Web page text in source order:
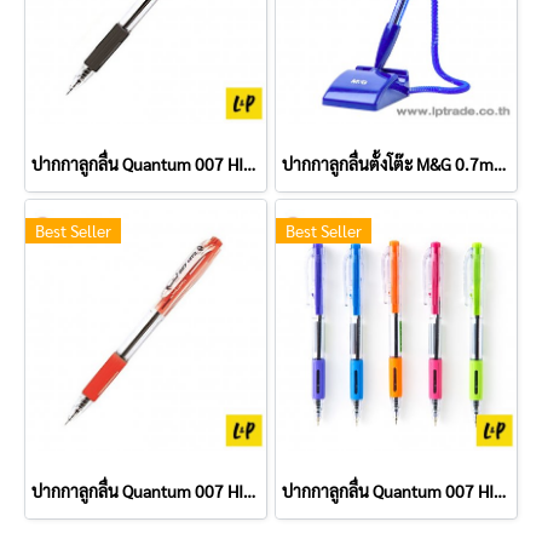
ปากกาลูกลื่น Quantum 007 HIT 0.7 มม. สีดำ ปากกาลูกลื่นตั้งโต๊ะ M&G 0.7mm (สีน้ำเงิน) ABP64873
Best Seller
ปากกาลูกลื่น Quantum 007 HIT 0.7 มม. สีแดง
Best Seller
ปากกาลูกลื่น Quantum 007 HIT 0.7 มม. สีน้ำเงิน